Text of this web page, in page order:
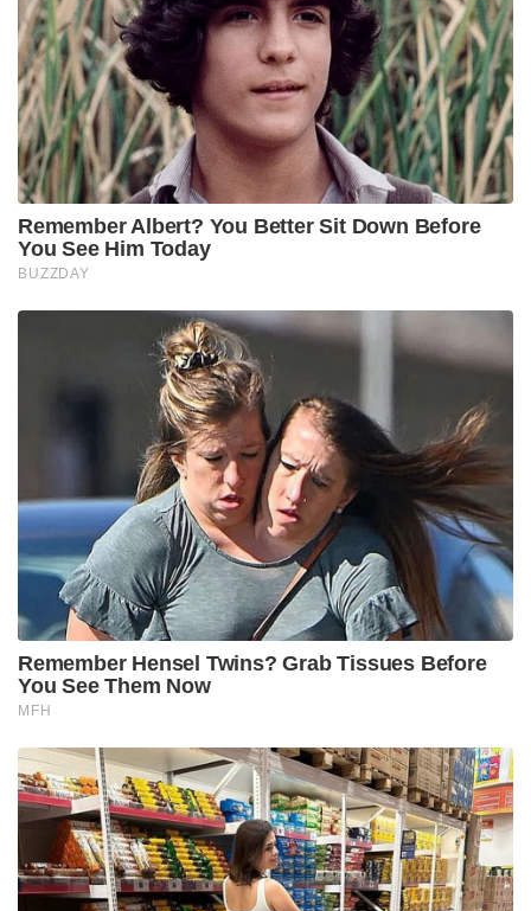
Remember Albert? You Better Sit Down Before
You See Him Today
BUZZDAY
Remember Hensel Twins? Grab Tissues Before
You See Them Now
MFH